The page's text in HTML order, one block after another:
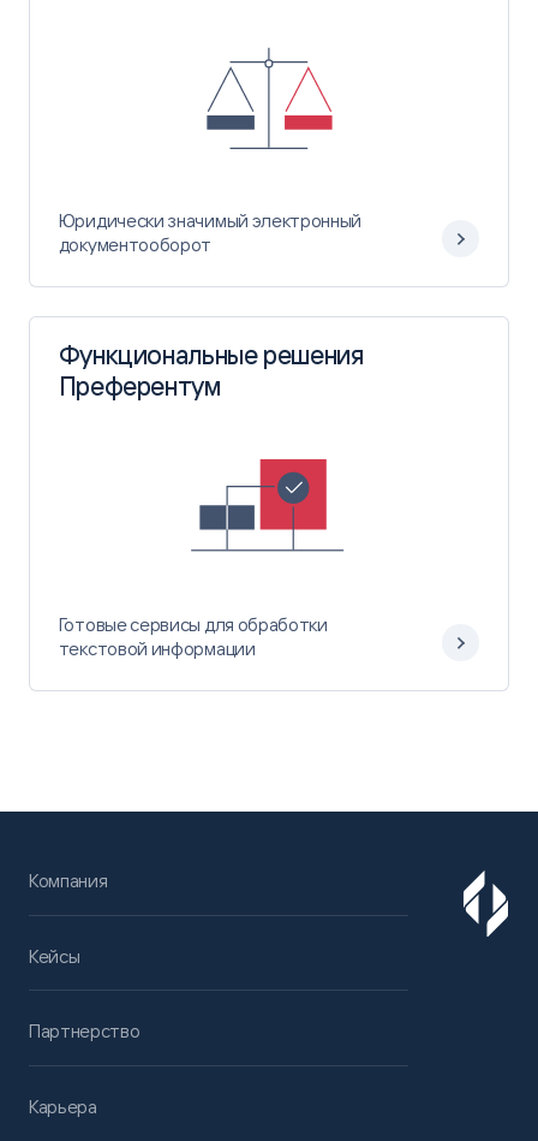
Юридически значимый электронный
документооборот
Функциональные решения
Преферентум
Готовые сервисы для обработки
текстовой информации
Компания
Кейсы
Партнерство
Карьера